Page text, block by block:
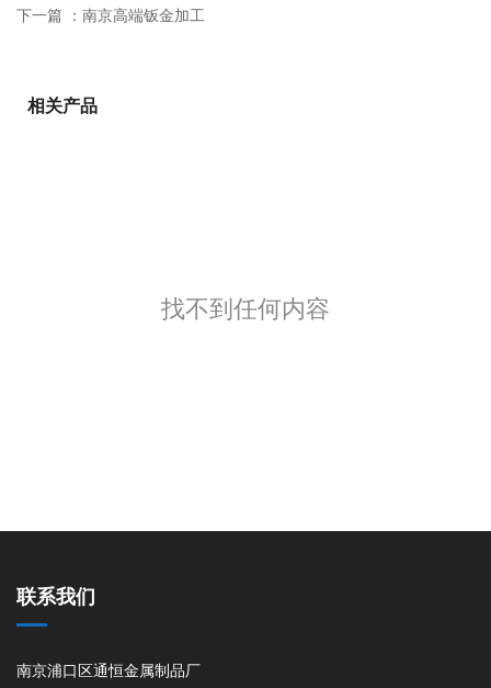
下一篇 ： 南京高端钣金加工
相关产品
找不到任何内容
联系我们
南京浦口区通恒金属制品厂